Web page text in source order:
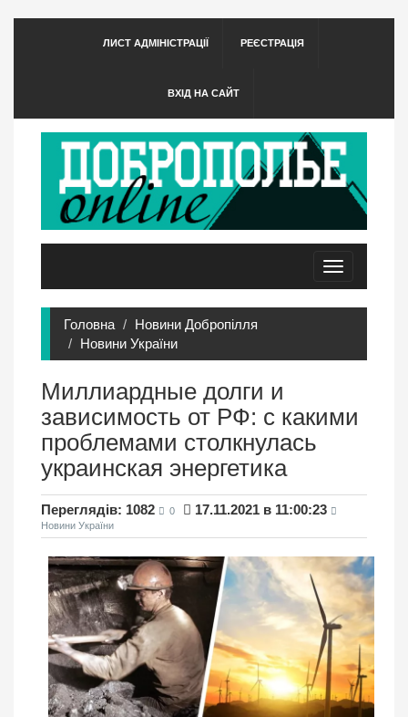
ЛИСТ АДМІНІСТРАЦІЇ РЕЄСТРАЦІЯ
ВХІД НА САЙТ
Toggle
navigation
Головна
Новини Добропілля
Новини України
Миллиардные долги и
зависимость от РФ: с какими
проблемами столкнулась
украинская энергетика
Переглядів: 1082 0 17.11.2021 в 11:00:23
Новини України